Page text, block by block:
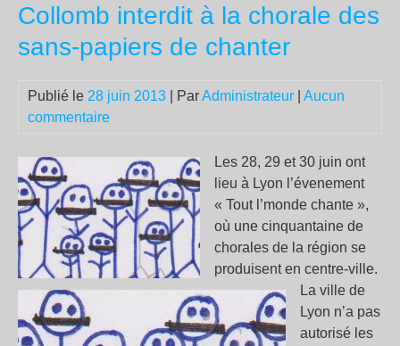
la
Collomb interdit à la chorale des
sans-papiers de chanter
Publié le 28 juin 2013 | ParAdministrateur
Aucun
commentaire
Les 28, 29 et 30 juin ont
lieu à Lyon l’évenement
« Tout l’monde chante »,
où une cinquantaine de
chorales de la région se
produisent en centre-ville.
La ville de
Lyon n’a pas
autorisé les